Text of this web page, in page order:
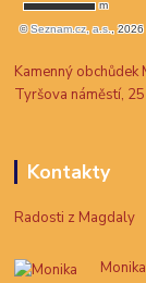
Kamenný
Tyršova náměstí,
Kontakty
Radosti z Magdaly